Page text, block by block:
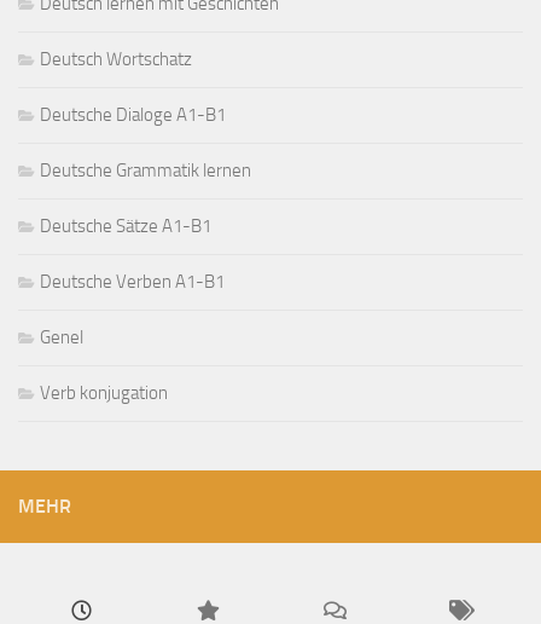
Deutsch Wortschatz
Deutsche Dialoge A1-B1
Deutsche Grammatik lernen
Deutsche Sätze A1-B1
Deutsche Verben A1-B1
Genel
Verb konjugation
MEHR